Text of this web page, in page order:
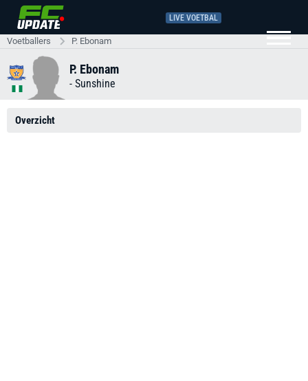
LIVE VOETBAL
Voetballers P. Ebonam
P. Ebonam
- Sunshine
Overzicht